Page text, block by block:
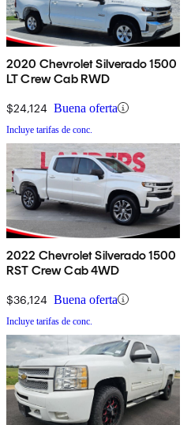
2020 Chevrolet Silverado 1500
LT Crew Cab RWD
$24,124 Buena oferta
Incluye tarifas de conc.
2022 Chevrolet Silverado 1500
RST Crew Cab 4WD
$36,124 Buena oferta
Incluye tarifas de conc.